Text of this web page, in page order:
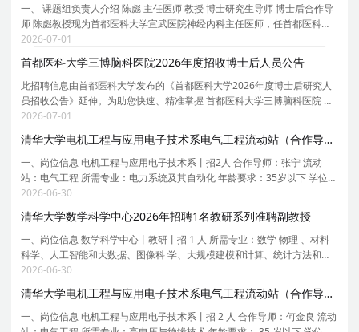
一、 课题组负责人介绍 陈彪 主任医师 教授 博士研究生导师 博士后合作导
师 陈彪教授现为首都医科大学宣武医院神经内科主任医师，任首都医科大
学老年医学系主任，首都医科大学帕金森病临床研究和诊疗中心主任，中
国老年医学会副会长/中华医学会老年医学分会
2026-07-01
首都医科大学三博脑科医院2026年度招收博士后人员公告
此招聘信息由首都医科大学发布的《首都医科大学2026年度博士后研究人
员招收公告》延伸。为助您快速、精准掌握 首都医科大学三博脑科医院 的
招聘详情， 现特别针对 首都医科大学三博脑科医院 的岗位信息与报考要点
单独说明 。为保证您获取的招聘信息完整且准
2026-07-01
清华大学电机工程与应用电子技术系电气工程流动站（合作导师张宁）2026年招聘2名博士后
一、岗位信息 电机工程与应用电子技术系丨招2人 合作导师：张宁 流动
站：电气工程 所需专业：电力系统及其自动化 年龄要求：35岁以下 学位要
求：博士 拟从事研究内容或研究计划： 1. 数据驱动的电力系统安全稳定规
则提取 2. 面向电力系统优化决策的可信人工
2026-06-30
清华大学数学科学中心2026年招聘1名教研系列准聘副教授
一、岗位信息 数学科学中心丨教研丨招 1 人 所需专业：数学 物理 、材料
科学、人工智能和大数据、图像科 学、大规模建模和计算、统计方法和应
用、量子计算 和应用数论、数字金融 学位要求：博士 招聘级别：副高 工
作地点：清华大学 类型要求：高端人才 招聘
2026-06-30
清华大学电机工程与应用电子技术系电气工程流动站（合作导师何金良）2026年招聘2名博士后
一、岗位信息 电机工程与应用电子技术系丨招 2 人 合作导师：何金良 流动